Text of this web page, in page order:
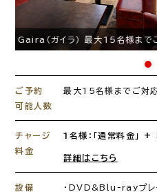
Gaira（ガイラ） 最大
ご予約
可能人数
最大15名様までご対
チャージ
料金
1名様：「通常料金」
詳細はこちら
設備
・DVD&Blu-rayプレ